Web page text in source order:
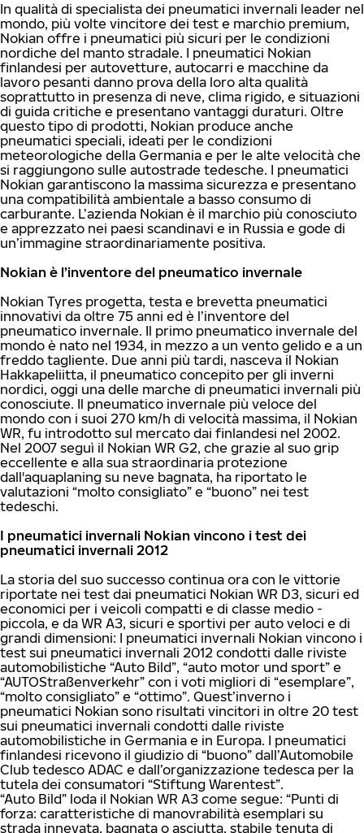
In qualità di specialista dei pneumatici invernali leader nel
mondo, più volte vincitore dei test e marchio premium,
Nokian offre i pneumatici più sicuri per le condizioni
nordiche del manto stradale. I pneumatici Nokian
finlandesi per autovetture, autocarri e macchine da
lavoro pesanti danno prova della loro alta qualità
soprattutto in presenza di neve, clima rigido, e situazioni
di guida critiche e presentano vantaggi duraturi. Oltre
questo tipo di prodotti, Nokian produce anche
pneumatici speciali, ideati per le condizioni
meteorologiche della Germania e per le alte velocità che
si raggiungono sulle autostrade tedesche. I pneumatici
Nokian garantiscono la massima sicurezza e presentano
una compatibilità ambientale a basso consumo di
carburante. L’azienda Nokian è il marchio più conosciuto
e apprezzato nei paesi scandinavi e in Russia e gode di
un’immagine straordinariamente positiva.
Nokian è l’inventore del pneumatico invernale
Nokian Tyres progetta, testa e brevetta pneumatici
innovativi da oltre 75 anni ed è l’inventore del
pneumatico invernale. Il primo pneumatico invernale del
mondo è nato nel 1934, in mezzo a un vento gelido e a un
freddo tagliente. Due anni più tardi, nasceva il Nokian
Hakkapeliitta, il pneumatico concepito per gli inverni
nordici, oggi una delle marche di pneumatici invernali più
conosciute. Il pneumatico invernale più veloce del
mondo con i suoi 270 km/h di velocità massima, il Nokian
WR, fu introdotto sul mercato dai finlandesi nel 2002.
Nel 2007 seguì il Nokian WR G2, che grazie al suo grip
eccellente e alla sua straordinaria protezione
dall'aquaplaning su neve bagnata, ha riportato le
valutazioni “molto consigliato” e “buono” nei test
tedeschi.
I pneumatici invernali Nokian vincono i test dei
pneumatici invernali 2012
La storia del suo successo continua ora con le vittorie
riportate nei test dai pneumatici Nokian WR D3, sicuri ed
economici per i veicoli compatti e di classe medio -
piccola, e da WR A3, sicuri e sportivi per auto veloci e di
grandi dimensioni: I pneumatici invernali Nokian vincono i
test sui pneumatici invernali 2012 condotti dalle riviste
automobilistiche “Auto Bild”, “auto motor und sport” e
“AUTOStraßenverkehr” con i voti migliori di “esemplare”,
“molto consigliato” e “ottimo”. Quest’inverno i
pneumatici Nokian sono risultati vincitori in oltre 20 test
sui pneumatici invernali condotti dalle riviste
automobilistiche in Germania e in Europa. I pneumatici
finlandesi ricevono il giudizio di “buono” dall’Automobile
Club tedesco ADAC e dall’organizzazione tedesca per la
tutela dei consumatori “Stiftung Warentest”.
“Auto Bild” loda il Nokian WR A3 come segue: “Punti di
forza: caratteristiche di manovrabilità esemplari su
strada innevata, bagnata o asciutta, stabile tenuta di